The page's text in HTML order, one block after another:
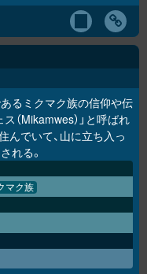
るミクマク族の信仰や伝
（Mikamwes）」と呼ばれ
んでいて、山に立ち入っ
れる。
マク族